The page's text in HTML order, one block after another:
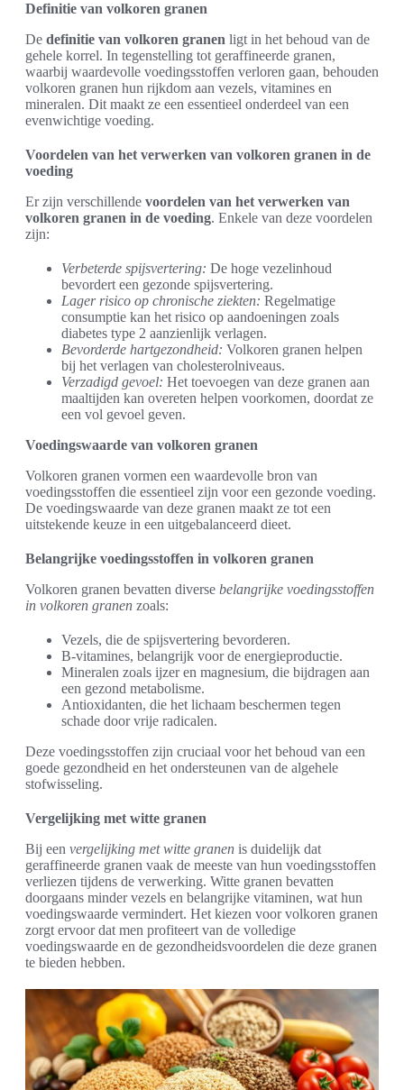
Definitie van volkoren granen
De definitie van volkoren granen ligt in het behoud van de
gehele korrel. In tegenstelling tot geraffineerde granen,
waarbij waardevolle voedingsstoffen verloren gaan, behouden
volkoren granen hun rijkdom aan vezels, vitamines en
mineralen. Dit maakt ze een essentieel onderdeel van een
evenwichtige voeding.
Voordelen van het verwerken van volkoren granen in de
voeding
Er zijn verschillende voordelen van het verwerken van
volkoren granen in de voeding. Enkele van deze voordelen
zijn:
Verbeterde spijsvertering: De hoge vezelinhoud
bevordert een gezonde spijsvertering.
Lager risico op chronische ziekten: Regelmatige
consumptie kan het risico op aandoeningen zoals
diabetes type 2 aanzienlijk verlagen.
Bevorderde hartgezondheid: Volkoren granen helpen
bij het verlagen van cholesterolniveaus.
Verzadigd gevoel: Het toevoegen van deze granen aan
maaltijden kan overeten helpen voorkomen, doordat ze
een vol gevoel geven.
Voedingswaarde van volkoren granen
Volkoren granen vormen een waardevolle bron van
voedingsstoffen die essentieel zijn voor een gezonde voeding.
De voedingswaarde van deze granen maakt ze tot een
uitstekende keuze in een uitgebalanceerd dieet.
Belangrijke voedingsstoffen in volkoren granen
Volkoren granen bevatten diverse belangrijke voedingsstoffen
in volkoren granen zoals:
Vezels, die de spijsvertering bevorderen.
B-vitamines, belangrijk voor de energieproductie.
Mineralen zoals ijzer en magnesium, die bijdragen aan
een gezond metabolisme.
Antioxidanten, die het lichaam beschermen tegen
schade door vrije radicalen.
Deze voedingsstoffen zijn cruciaal voor het behoud van een
goede gezondheid en het ondersteunen van de algehele
stofwisseling.
Vergelijking met witte granen
Bij een vergelijking met witte granen is duidelijk dat
geraffineerde granen vaak de meeste van hun voedingsstoffen
verliezen tijdens de verwerking. Witte granen bevatten
doorgaans minder vezels en belangrijke vitaminen, wat hun
voedingswaarde vermindert. Het kiezen voor volkoren granen
zorgt ervoor dat men profiteert van de volledige
voedingswaarde en de gezondheidsvoordelen die deze granen
te bieden hebben.